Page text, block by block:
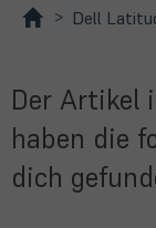
Dell
Der Artikel
haben die
dich